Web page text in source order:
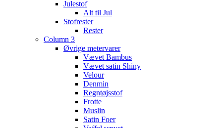
Julestof
Alt til Jul
Stofrester
Rester
Column 3
Øvrige metervarer
Vævet Bambus
Vævet satin Shiny
Velour
Denmin
Regntøjsstof
Frotte
Muslin
Satin Foer